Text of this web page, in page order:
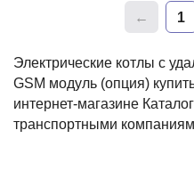
Электрические котлы с
GSM модуль (опция)
интернет-магазине
транспортными
1